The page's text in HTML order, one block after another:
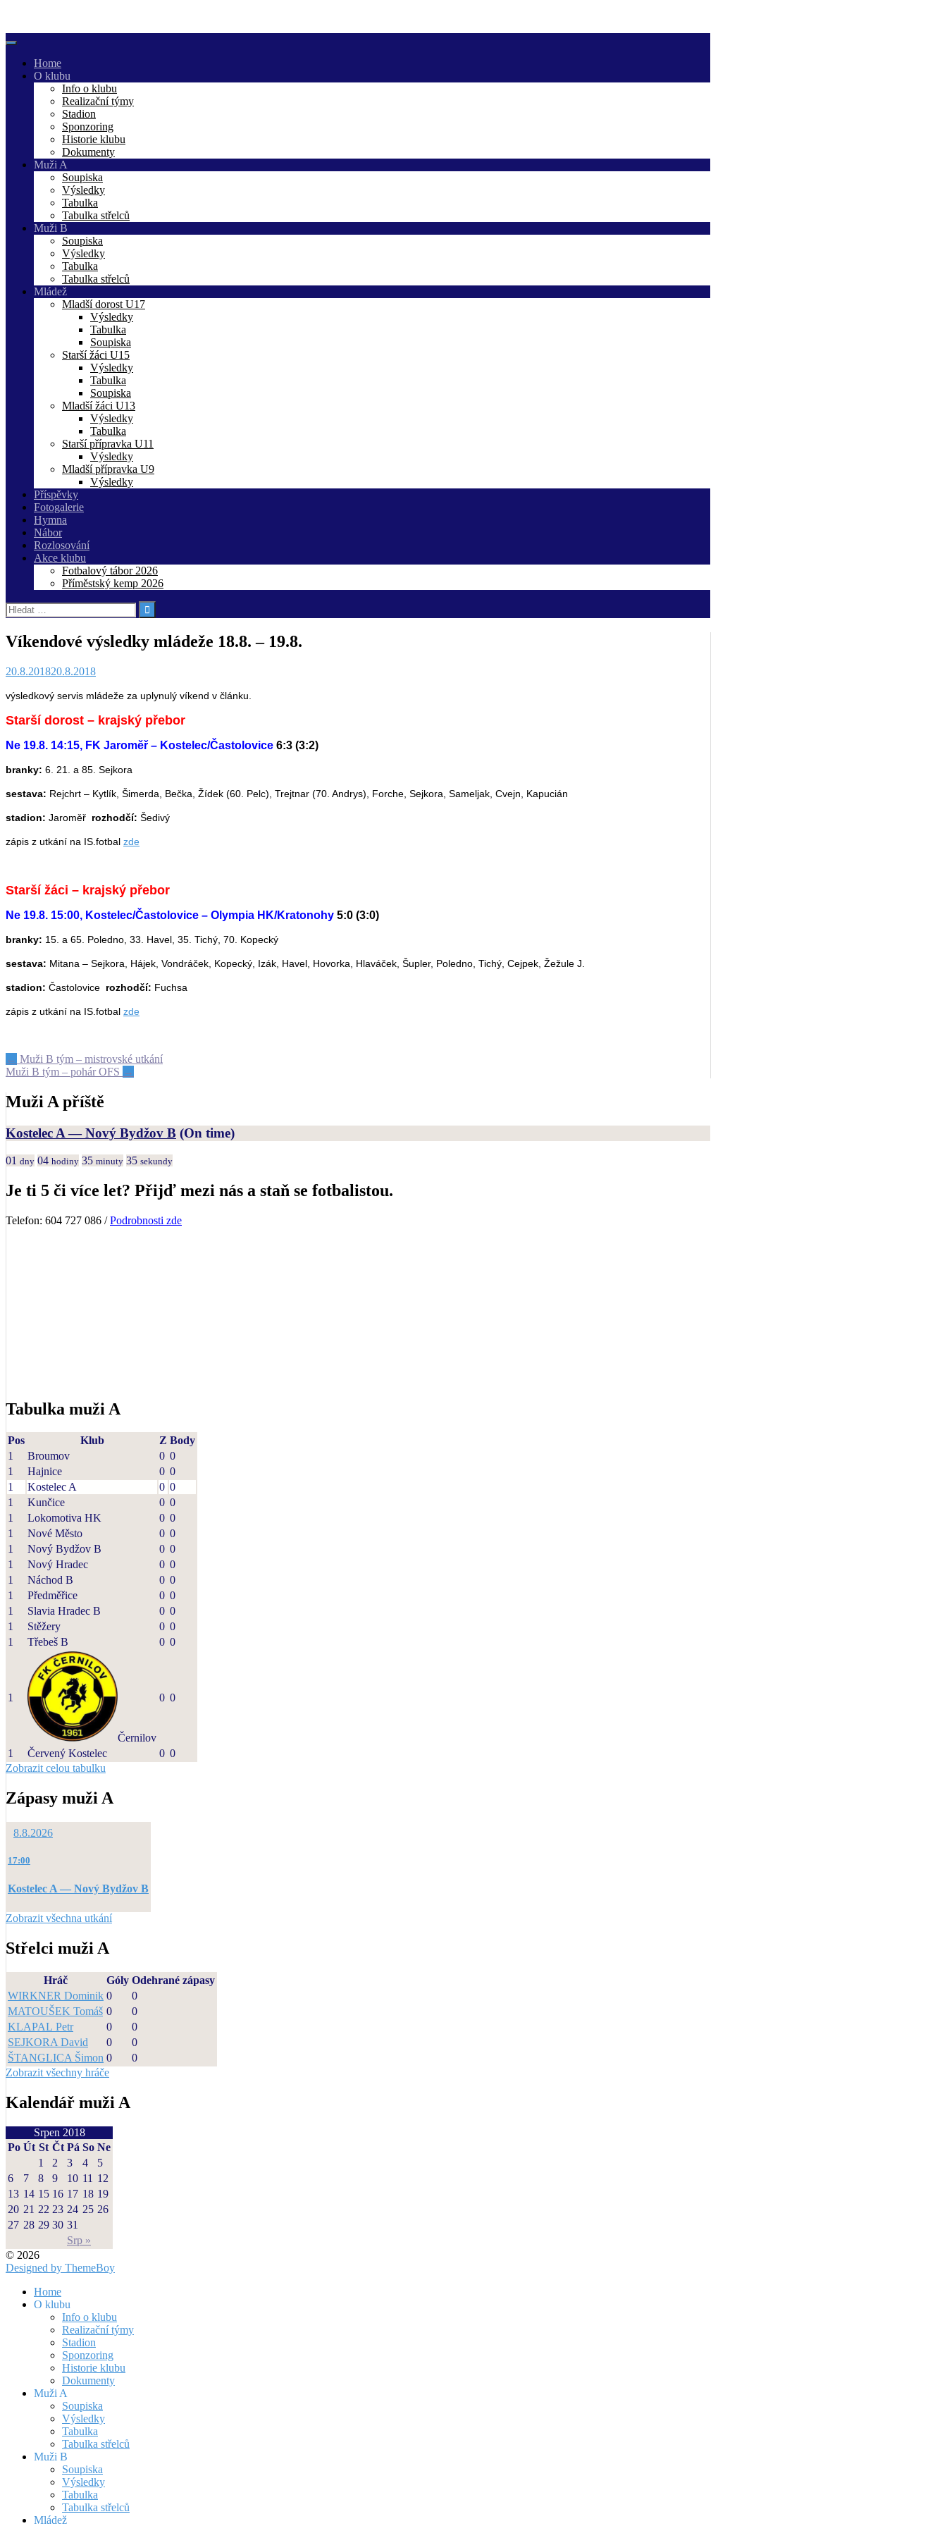
content
Home
O klubu
Info o klubu
Realizační týmy
Stadion
Sponzoring
Historie klubu
Dokumenty
Muži A
Soupiska
Výsledky
Tabulka
Tabulka střelců
Muži B
Soupiska
Výsledky
Tabulka
Tabulka střelců
Mládež
Mladší dorost U17
Výsledky
Tabulka
Soupiska
Starší žáci U15
Výsledky
Tabulka
Soupiska
Mladší žáci U13
Výsledky
Tabulka
Starší přípravka U11
Výsledky
Mladší přípravka U9
Výsledky
Příspěvky
Fotogalerie
Hymna
Nábor
Rozlosování
Akce klubu
Fotbalový tábor 2026
Příměstský kemp 2026
Vyhledávání
Víkendové výsledky mládeže 18.8. – 19.8.
20.8.201820.8.2018
výsledkový servis mládeže za uplynulý víkend v článku.
Starší dorost – krajský přebor
Ne 19.8. 14:15, FK Jaroměř – Kostelec/Častolovice 6:3 (3:2)
branky: 6. 21. a 85. Sejkora
sestava: Rejchrt – Kytlík, Šimerda, Bečka, Žídek (60. Pelc), Trejtnar (70. Andrys), Forche, Sejkora, Sameljak, Cvejn, Kapucián
stadion: Jaroměř rozhodčí: Šedivý
zápis z utkání na IS.fotbal zde
Starší žáci – krajský přebor
Ne 19.8. 15:00, Kostelec/Častolovice – Olympia HK/Kratonohy 5:0 (3:0)
branky: 15. a 65. Poledno, 33. Havel, 35. Tichý, 70. Kopecký
sestava: Mitana – Sejkora, Hájek, Vondráček, Kopecký, Izák, Havel, Hovorka, Hlaváček, Šupler, Poledno, Tichý, Cejpek, Žežule J.
stadion: Častolovice rozhodčí: Fuchsa
zápis z utkání na IS.fotbal zde
Post
navigation
← Muži B tým – mistrovské utkání
Muži B tým – pohár OFS →
Muži A příště
Kostelec A — Nový Bydžov B (On time)
01 dny 04 hodiny 35 minuty 35 sekundy
Je ti 5 či více let? Přijď mezi nás a staň se fotbalistou.
Telefon: 604 727 086 /Podrobnosti zde
Tabulka muži A
Pos Klub Z Body
1
Broumov 0 0
1
Hajnice 0 0
1
Kostelec A 0 0
1
Kunčice 0 0
1
Lokomotiva HK 0 0
1
Nové Město 0 0
1
Nový Bydžov B 0 0
1
Nový Hradec 0 0
1
Náchod B 0 0
1
Předměřice 0 0
1
Slavia Hradec B 0 0
1
Stěžery 0 0
1
Třebeš B 0 0
1
Černilov
0 0
1 Červený Kostelec 0 0
Zobrazit celou tabulku
Zápasy muži A
8.8.2026
17:00
Kostelec A — Nový Bydžov B
Zobrazit všechna utkání
Střelci muži A
Hráč Góly Odehrané zápasy
WIRKNER Dominik 0
0
MATOUŠEK Tomáš 0
0
KLAPAL Petr
0
0
SEJKORA David
0
0
ŠTANGLICA Šimon 0
0
Zobrazit všechny hráče
Kalendář muži A
Srpen 2018
Po Út St Čt Pá So Ne
Srp »
1 2 3 4
5
6
7 8 9 10 11 12
13 14 15 16 17 18 19
20 21 22 23 24 25 26
27 28 29 30 31
© 2026
Designed by ThemeBoy
Home
O klubu
Info o klubu
Realizační týmy
Stadion
Sponzoring
Historie klubu
Dokumenty
Muži A
Soupiska
Výsledky
Tabulka
Tabulka střelců
Muži B
Soupiska
Výsledky
Tabulka
Tabulka střelců
Mládež